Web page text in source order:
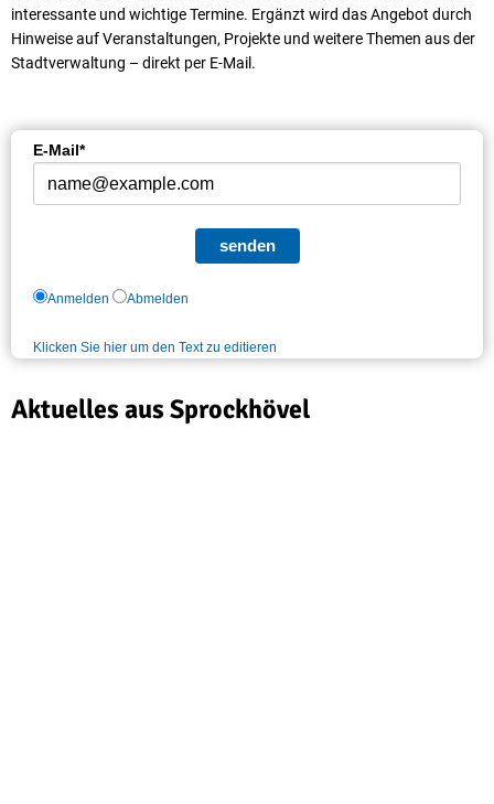
interessante und wichtige Termine. Ergänzt wird das Angebot durch
Hinweise auf Veranstaltungen, Projekte und weitere Themen aus der
Stadtverwaltung – direkt per E-Mail.
E-Mail*
senden
Anmelden Abmelden
Klicken Sie hier um den Text zu editieren
Aktuelles aus Sprockhövel